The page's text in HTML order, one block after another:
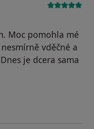
Moc pomohla mé
vděčné a
je dcera sama